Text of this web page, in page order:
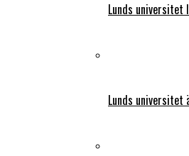
Lunds
Lunds